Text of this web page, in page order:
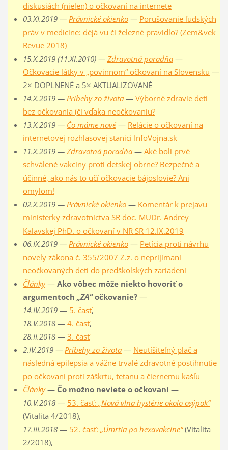
diskusiách (nielen) o očkovaní na internete
03.XI.2019 — Právnické okienko— Porušovanie ľudských
práv v medicíne: déjà vu či železné pravidlo? (Zem&vek
Revue 2018)
15.X.2019 (11.XI.2010) — Zdravotná poradňa—
Očkovacie látky v „povinnom“ očkovaní na Slovensku —
2× DOPLNENÉ a 5× AKTUALIZOVANÉ
14.X.2019 — Príbehy zo života— Výborné zdravie detí
bez očkovania (či vďaka neočkovaniu?
13.X.2019 — Čo máme nové— Relácie o očkovaní na
internetovej rozhlasovej stanici InfoVojna.sk
11.X.2019 — Zdravotná poradňa— Aké boli prvé
schválené vakcíny proti detskej obrne? Bezpečné a
účinné, ako nás to učí očkovacie bájoslovie? Ani
omylom!
02.X.2019 — Právnické okienko— Komentár k prejavu
ministerky zdravotníctva SR doc. MUDr. Andrey
Kalavskej PhD. o očkovaní v NR SR 12.IX.2019
06.IX.2019 — Právnické okienko— Petícia proti návrhu
novely zákona č. 355/2007 Z.z. o neprijímaní
neočkovaných detí do predškolských zariadení
Články— Ako vôbec môže niekto hovoriť o
argumentoch „ZA“očkovanie?—
14.IV.2019— 5. časť,
18.V.2018— 4. časť,
28.II.2018— 3. časť
2.IV.2019 — Príbehy zo života— Neutíšiteľný plač a
následná epilepsia a vážne trvalé zdravotné postihnutie
po očkovaní proti záškrtu, tetanu a čiernemu kašľu
Články— Čo možno neviete o očkovaní—
10.V.2018— 53. časť: „Nová vlna hystérie okolo osýpok“
(Vitalita 4/2018),
17.III.2018— 52. časť: „Úmrtia po hexavakcíne“(Vitalita
2/2018),